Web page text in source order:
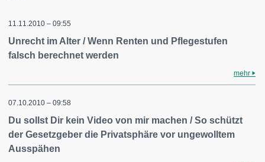
11.11.2010 – 09:55
Unrecht im Alter / Wenn Renten und Pflegestufen
falsch berechnet werden
mehr
07.10.2010 – 09:58
Du sollst Dir kein Video von mir machen / So schützt
der Gesetzgeber die Privatsphäre vor ungewolltem
Ausspähen